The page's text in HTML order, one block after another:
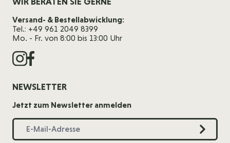
Versand- & Bestellabwicklung:
Tel.: +49 961 2049 8399
Mo. - Fr. von 8:00 bis 13:00 Uhr
NEWSLETTER
Jetzt zum Newsletter anmelden